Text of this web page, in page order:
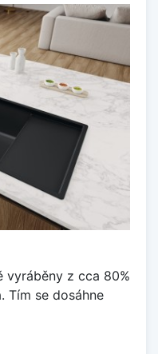
vyráběny z cca 80%
Tím se dosáhne